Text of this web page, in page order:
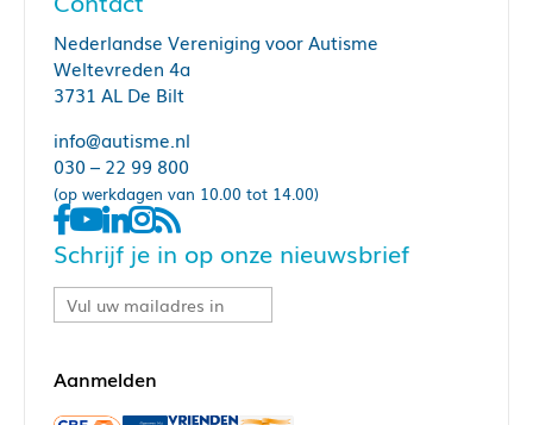
Nederlandse Vereniging voor Autisme
Weltevreden 4a
3731 AL De Bilt
info@autisme.nl
030 – 22 99 800
(op werkdagen van 10.00 tot 14.00)
Schrijf je in op onze nieuwsbrief